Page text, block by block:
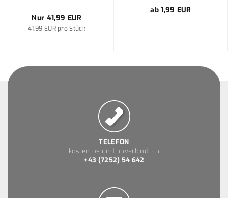
Nur 41,99 EUR
41,99 EUR pro Stück
ab 1,99 EUR
TELEFON
kostenlos und unverbindlich
+43 (7252) 54 642